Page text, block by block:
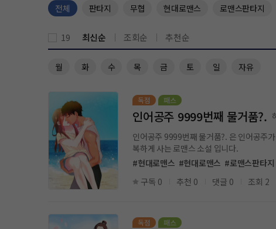
전체 판타지 무협 현대로맨스 로맨스판타지
19 최신순 조회순 추천순
월 화 수 목 금 토 일 자유
인어공주 9999번째 물거품?.
인어공주 9999번째 물거품?. 은 인어공주가 왕
복하게 사는 로맨스 소설 입니다.
#현대로맨스 #현대로맨스 #로맨스판타지
구독 0
추천 0 댓글 0 조회 2